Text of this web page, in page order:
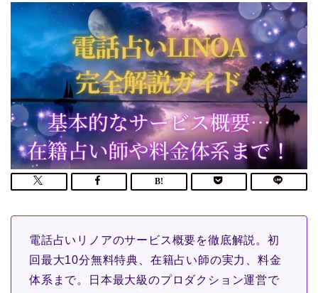
電話占いリノアのサービス概要を徹底解説。初
回最大10分無料特典、在籍占い師の実力、料金
体系まで。日本最大級のプロダクション運営で